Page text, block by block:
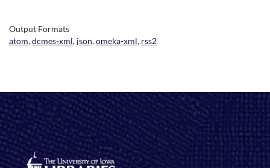
Output Formats
atom,dcmes-xml, json,omeka-xml, rss2